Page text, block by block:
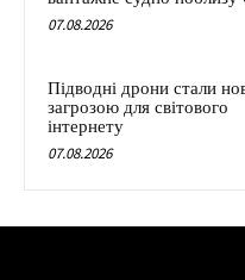
07.08.2026
Підводні дрони стали
загрозою для світового
інтернету
07.08.2026